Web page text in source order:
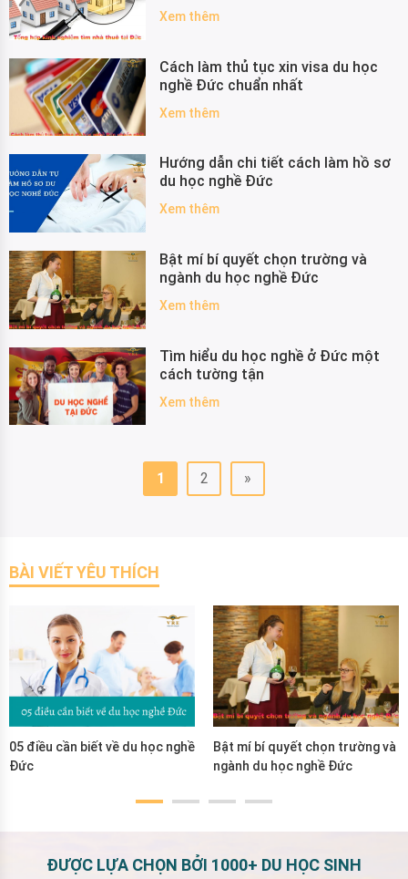
Xem thêm
Cách làm thủ tục xin visa du học
nghề Đức chuẩn nhất
Xem thêm
Hướng dẫn chi tiết cách làm hồ sơ
du học nghề Đức
Xem thêm
Bật mí bí quyết chọn trường và
ngành du học nghề Đức
Xem thêm
Tìm hiểu du học nghề ở Đức một
cách tường tận
Xem thêm
1 2 »
BÀI VIẾT YÊU THÍCH
05 điều cần biết về du học nghề
Đức
Bật mí bí quyết chọn trường và
ngành du học nghề Đức
ĐƯỢC LỰA CHỌN BỞI 1000+ DU HỌC SINH